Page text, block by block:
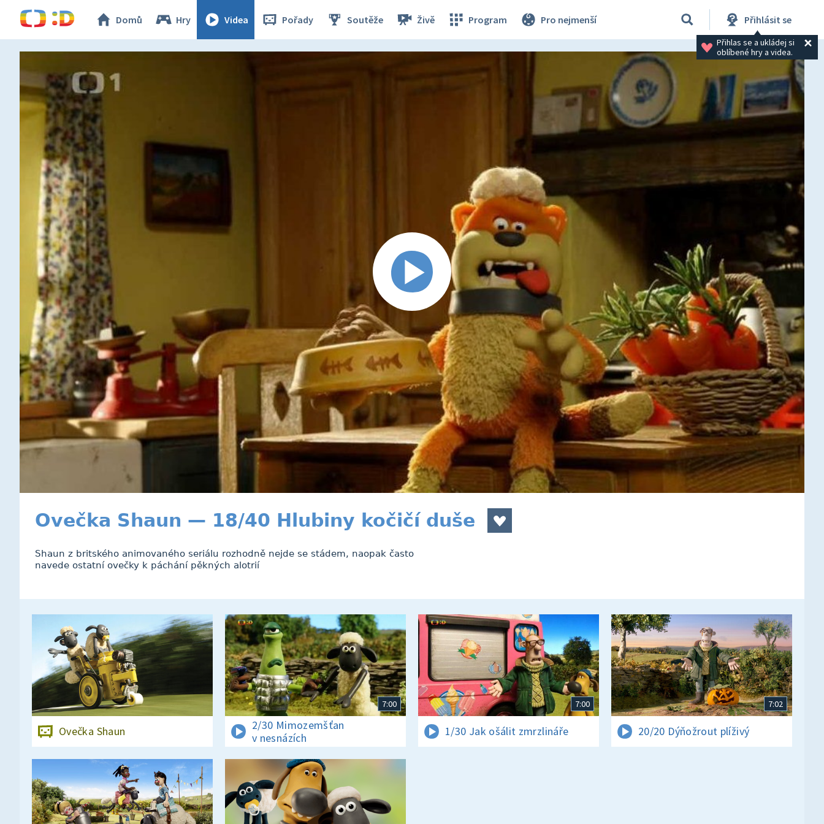
Domů Hry Videa Pořady Soutěže Živě Program Pro nejmenší Přihlásit se
Přihlas se a ukládej si
oblíbené hry a videa.
Ovečka Shaun — 18/40 Hlubiny kočičí duše
Shaun z britského animovaného seriálu rozhodně nejde se stádem, naopak často
navede ostatní ovečky k páchání pěkných alotrií
Ovečka Shaun
7:00
2/30 Mimozemšťan
v nesnázích
7:00
1/30 Jak ošálit zmrzlináře
7:02
20/20 Dýňožrout plíživý